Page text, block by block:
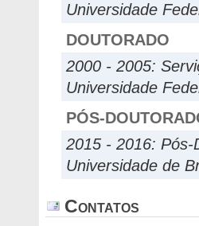
Universidade
DOUTORADO
2000 - 2005:
Universidade
PÓS-
2015 - 2016: Pós-
Universidade de
Contatos